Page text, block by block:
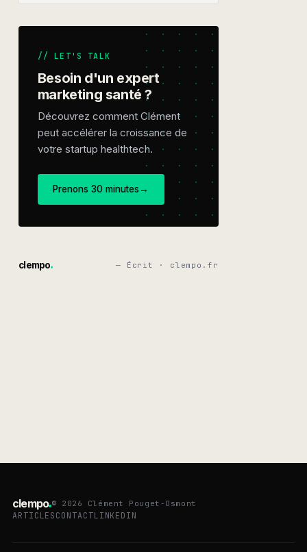
// LET'S TALK
Besoin d'un expert
marketing santé ?
Découvrez comment Clément
peut accélérer la croissance de
votre startup healthtech.
Prenons 30 minutes→
clempo — Écrit · clempo.fr
clempo © 2026 Clément Pouget-Osmont
ARTICLES CONTACTLINKEDIN